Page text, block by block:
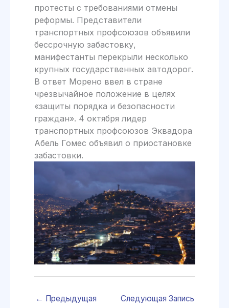
протесты с требованиями отмены
реформы. Представители
транспортных профсоюзов объявили
бессрочную забастовку,
манифестанты перекрыли несколько
крупных государственных автодорог.
В ответ Морено ввел в стране
чрезвычайное положение в целях
«защиты порядка и безопасности
граждан». 4 октября лидер
транспортных профсоюзов Эквадора
Абель Гомес объявил о приостановке
забастовки.
← Предыдущая
Следующая Запись